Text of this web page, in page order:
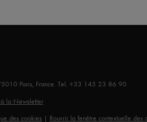
Paris, France. Tel. +33 145 23 86 90
la Newsletter
des cookies | Rouvrir la fenêtre contextuelle des